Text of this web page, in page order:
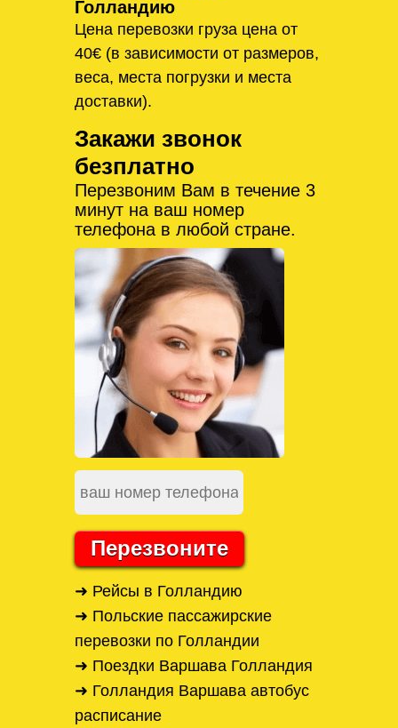
Голландию
Цена перевозки груза цена от
40€ (в зависимости от размеров,
веса, места погрузки и места
доставки).
Закажи звонок
безплатно
Перезвоним Вам в течение 3
минут на ваш номер
телефона в любой стране.
Перезвоните
➜ Рейсы в Голландию
➜ Польские пассажирские
перевозки по Голландии
➜ Поездки Варшава Голландия
➜ Голландия Варшава автобус
расписание